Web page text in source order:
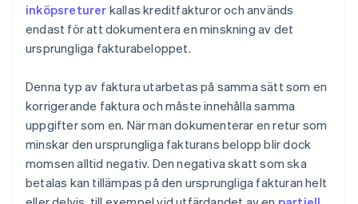
inköpsreturer kallas kreditfakturor och används
endast för att dokumentera en minskning av det
ursprungliga fakturabeloppet.
Denna typ av faktura utarbetas på samma sätt som en
korrigerande faktura och måste innehålla samma
uppgifter som en. När man dokumenterar en retur som
minskar den ursprungliga fakturans belopp blir dock
momsen alltid negativ. Den negativa skatt som ska
betalas kan tillämpas på den ursprungliga fakturan helt